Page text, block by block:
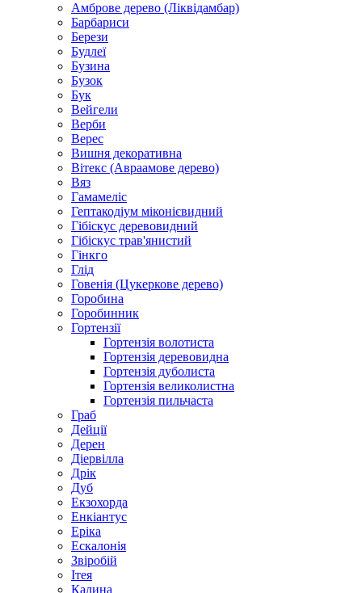
Амброве дерево (Ліквідамбар)
Барбариси
Берези
Будлеї
Бузина
Бузок
Бук
Вейгели
Верби
Верес
Вишня декоративна
Вітекс (Авраамове дерево)
Вяз
Гамамеліс
Гептакодіум міконієвидний
Гібіскус деревовидний
Гібіскус трав'янистий
Гінкго
Глід
Говенія (Цукеркове дерево)
Горобина
Горобинник
Гортензії
Гортензія волотиста
Гортензія деревовидна
Гортензія дуболиста
Гортензія великолистна
Гортензія пильчаста
Граб
Дейції
Дерен
Діервілла
Дрік
Дуб
Екзохорда
Енкіантус
Еріка
Ескалонія
Звіробій
Ітея
Калина